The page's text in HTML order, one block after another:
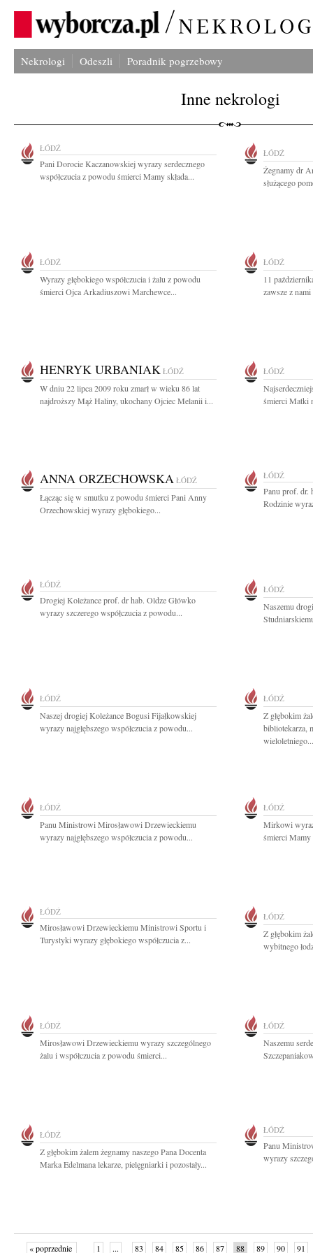
Nekrologi Odeszli Poradnik pogrzebowy
Inne nekrologi
ŁÓDŹ
Pani Dorocie Kaczanowskiej wyrazy serdecznego
współczucia z powodu śmierci Mamy składa...
ŁÓDŹ
Żegnamy dr
służącego
ŁÓDŹ
Wyrazy głębokiego współczucia i żalu z powodu
śmierci Ojca Arkadiuszowi Marchewce...
ŁÓDŹ
11
zawsze z
HENRYK URBANIAK ŁÓDŹ
W dniu 22 lipca 2009 roku zmarł w wieku 86 lat
najdroższy Mąż Haliny, ukochany Ojciec Melanii i...
ŁÓDŹ
śmierci Matki
ANNA ORZECHOWSKA ŁÓDŹ
Łącząc się w smutku z powodu śmierci Pani Anny
Orzechowskiej wyrazy głębokiego...
ŁÓDŹ
Panu prof. dr.
Rodzinie
ŁÓDŹ
Drogiej Koleżance prof. dr hab. Oldze Główko
wyrazy szczerego współczucia z powodu...
ŁÓDŹ
Naszemu
ŁÓDŹ
Naszej drogiej Koleżance Bogusi Fijałkowskiej
wyrazy najgłębszego współczucia z powodu...
ŁÓDŹ
Z głębokim
bibliotekarza,
wieloletniego...
ŁÓDŹ
Panu Ministrowi Mirosławowi Drzewieckiemu
wyrazy najgłębszego współczucia z powodu...
ŁÓDŹ
Mirkowi
śmierci Mamy
ŁÓDŹ
Mirosławowi Drzewieckiemu Ministrowi Sportu i
Turystyki wyrazy głębokiego współczucia z...
ŁÓDŹ
Z głębokim
wybitnego
ŁÓDŹ
Mirosławowi Drzewieckiemu wyrazy szczególnego
żalu i współczucia z powodu śmierci...
ŁÓDŹ
Naszemu
ŁÓDŹ
Z głębokim żalem żegnamy naszego Pana Docenta
Marka Edelmana lekarze, pielęgniarki i pozostały...
ŁÓDŹ
Panu
wyrazy
« poprzednie 1 ... 83 84 85 86 87 88 89 90 91